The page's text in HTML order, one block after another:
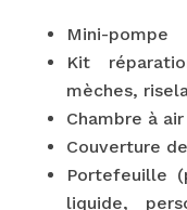
Mini-pompe
Kit
mèches,
Chambre à
Couverture
Portefeuille
liquide,